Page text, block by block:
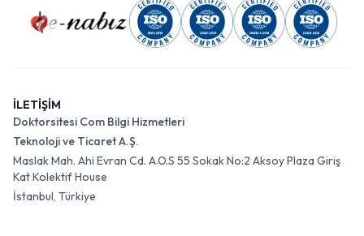
İLETİŞİM
Doktorsitesi Com Bilgi Hizmetleri
Teknoloji ve Ticaret A.Ş.
Maslak Mah. Ahi Evran Cd. A.O.S 55 Sokak No:2 Aksoy Plaza Giriş
Kat Kolektif House
İstanbul, Türkiye